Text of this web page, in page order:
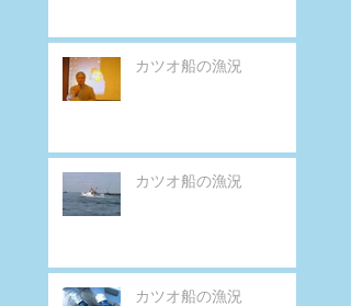
カツオ船の漁況
カツオ船の漁況
カツオ船の漁況